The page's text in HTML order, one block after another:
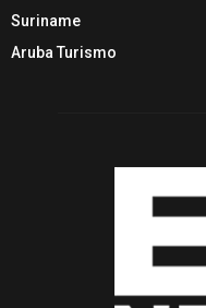
Suriname
Aruba Turismo